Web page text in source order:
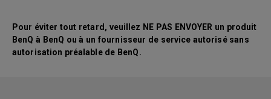
Pour éviter tout retard, veuillez NE PAS ENVOYER un produit
BenQ à BenQ ou à un fournisseur de service autorisé sans
autorisation préalable de BenQ.